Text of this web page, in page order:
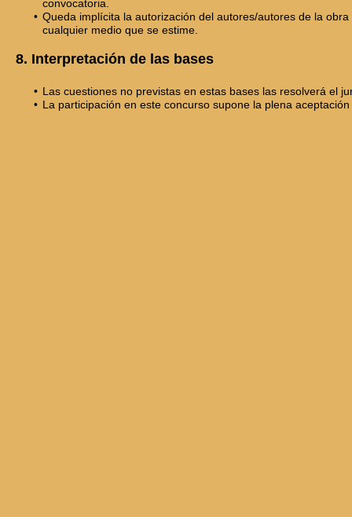
convocatoria.
Queda implícita la autorización del autores/autores de la
cualquier medio que se estime.
8. Interpretación de las bases
Las cuestiones no previstas en estas bases las resolverá el
La participación en este concurso supone la plena